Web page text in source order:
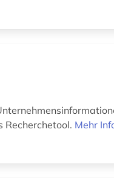
Recherchetool. Mehr